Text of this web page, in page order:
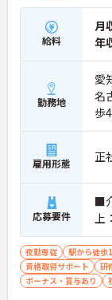
給料
月
年
勤務地
愛
名
歩
雇用形態 正
応募要件
■
夜勤専従 駅から徒歩
資格取得サポート
研
ボーナス・賞与あり